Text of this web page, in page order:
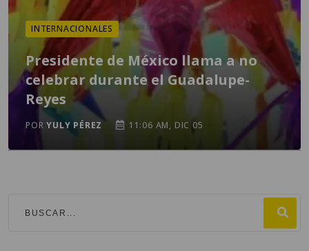
INTERNACIONALES
Presidente de México llama a no
celebrar durante el Guadalupe-
Reyes
PORYULY PÉREZ 11:06 AM, DIC 05